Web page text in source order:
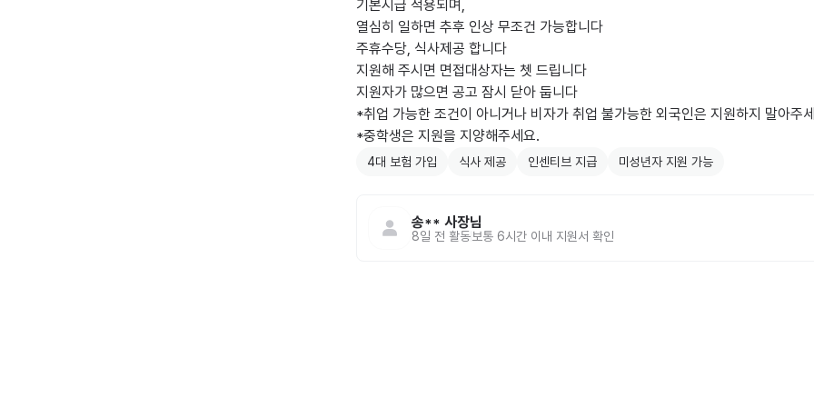
기본시급 적용되며,
열심히 일하면 추후 인상 무조건 가능합니다
주휴수당, 식사제공 합니다
지원해 주시면 면접대상자는 쳇 드립니다
지원자가 많으면 공고 잠시 닫아 둡니다
*취업 가능한 조건이 아니거나 비자가 취업 불가능한 외국인은 지원하지 말아주
*중학생은 지원을 지양해주세요.
4대 보험 가입 식사 제공 인센티브 지급 미성년자 지원 가능
송** 사장님
8일 전 활동보통 6시간 이내 지원서 확인